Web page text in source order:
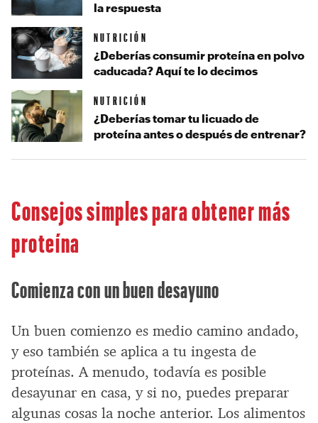
Consejos simples para obtener más
proteína
Comienza con un buen desayuno
Un buen comienzo es medio camino andado,
y eso también se aplica a tu ingesta de
proteínas. A menudo, todavía es posible
desayunar en casa, y si no, puedes preparar
algunas cosas la noche anterior. Los alimentos
la respuesta
NUTRICIÓN
¿Deberías consumir proteína en polvo
caducada? Aquí te lo decimos
NUTRICIÓN
¿Deberías tomar tu licuado de
proteína antes o después de entrenar?